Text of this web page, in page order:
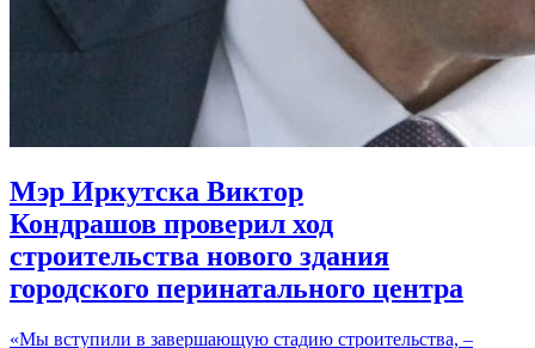
Мэр Иркутска Виктор
Кондрашов проверил ход
строительства нового здания
городского перинатального центра
«Мы вступили в завершающую стадию строительства, –